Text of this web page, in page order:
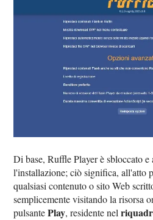
Di base, Ruffle Player è sbloccato
l'installazione; ciò significa, all'atto
qualsiasi contenuto o sito Web
semplicemente visitando la risorsa
pulsantePlay, residente nel